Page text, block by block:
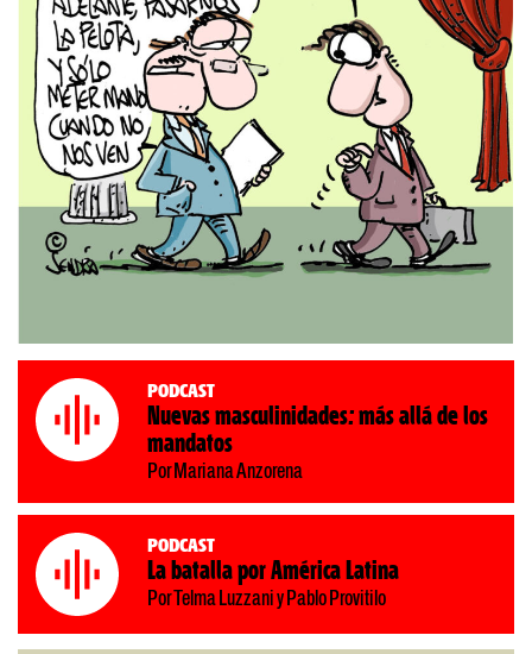
Podcast
Nuevas masculinidades: más allá de los
mandatos
Por Mariana Anzorena
Podcast
La batalla por América Latina
Por Telma Luzzani y Pablo Provitilo